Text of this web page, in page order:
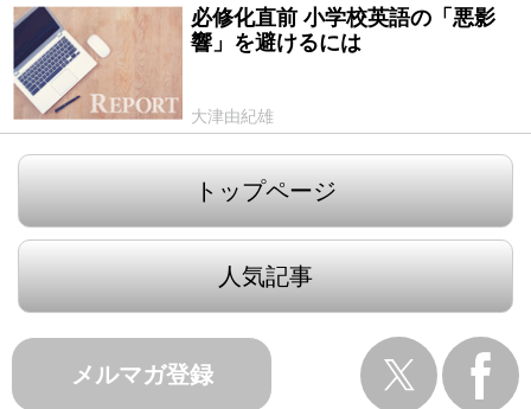
2011/04/01
必修化直前 小学校英語の「悪影
響」を避けるには
大津由紀雄
トップページ
人気記事
メルマガ登録